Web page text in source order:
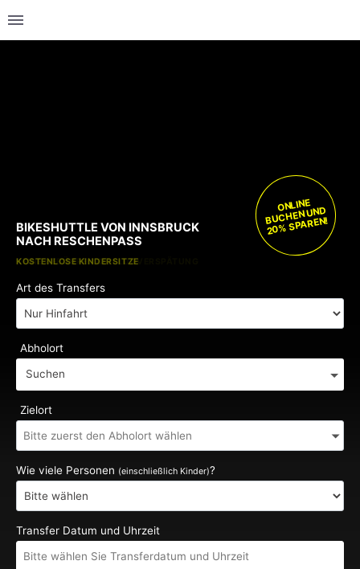
KOSTENLOSE KINDERSITZE
KEINE GEBÜHREN BEI FLUGVERSPÄTUNG
BIKESHUTTLE VON INNSBRUCK
NACH RESCHENPASS
ONLINE
BUCHEN UND
20% SPAREN!
Art des Transfers
Abholort
Suchen
Zielort
Wie viele Personen (einschließlich Kinder)?
Transfer Datum und Uhrzeit